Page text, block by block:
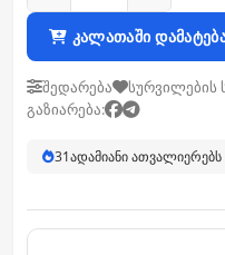
კალათაში
შედარება სურვილების
გაზიარება:
31ადამიანი